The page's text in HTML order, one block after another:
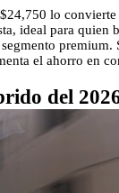
lo
ideal para quien
premium.
el ahorro en
del